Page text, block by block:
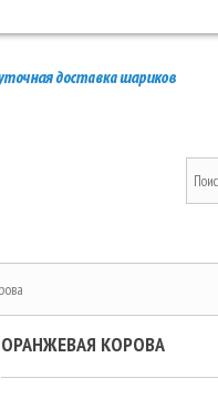
ОРАНЖЕВАЯ КОРОВА